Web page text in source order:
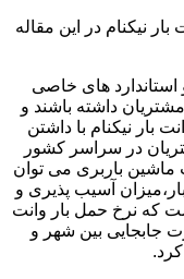
نیکنام در این مقاله
های خاصی
داشته باشند و
نیکنام با داشتن
در سراسر کشور
ماشین باربری می توان
آسیب پذیری و
که نرخ حمل بار وانت
جابجایی بین شهر و